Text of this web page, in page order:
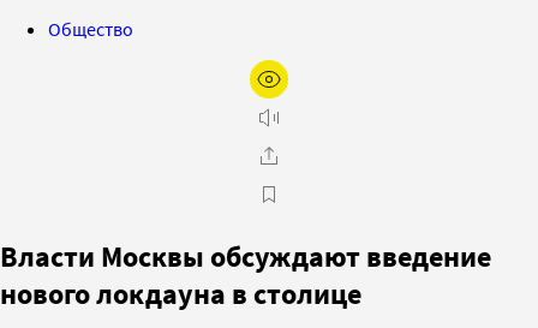
Общество
Власти Москвы обсуждают введение
нового локдауна в столице